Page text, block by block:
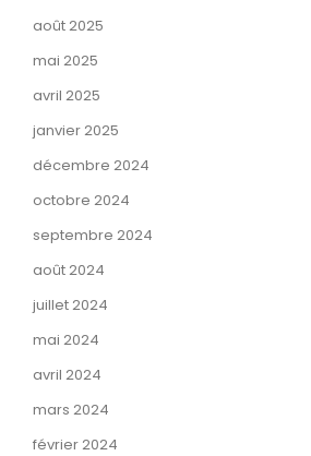
août 2025
mai 2025
avril 2025
janvier 2025
décembre 2024
octobre 2024
septembre 2024
août 2024
juillet 2024
mai 2024
avril 2024
mars 2024
février 2024